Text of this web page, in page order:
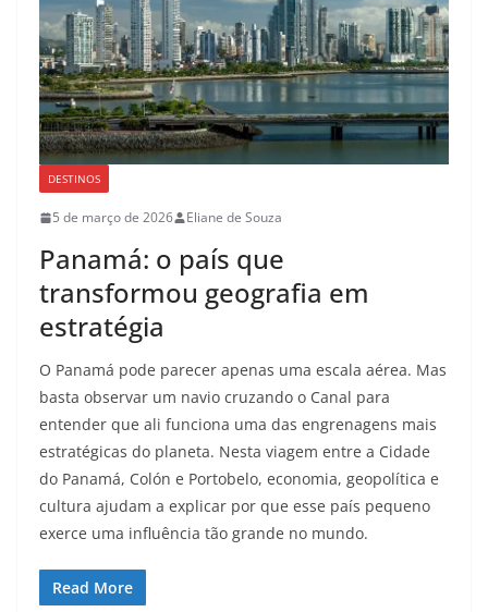
DESTINOS
5 de março de 2026 Eliane de Souza
Panamá: o país que
transformou geografia em
estratégia
O Panamá pode parecer apenas uma escala aérea. Mas
basta observar um navio cruzando o Canal para
entender que ali funciona uma das engrenagens mais
estratégicas do planeta. Nesta viagem entre a Cidade
do Panamá, Colón e Portobelo, economia, geopolítica e
cultura ajudam a explicar por que esse país pequeno
exerce uma influência tão grande no mundo.
Read More